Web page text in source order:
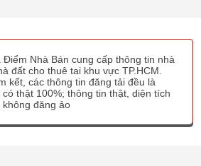
Điểm Nhà Bán cung cấp thông tin nhà
đất cho thuê tai khu vực TP.HCM.
kết, các thông tin đăng tải đều là
thật 100%; thông tin thật, diện tích
đăng ảo